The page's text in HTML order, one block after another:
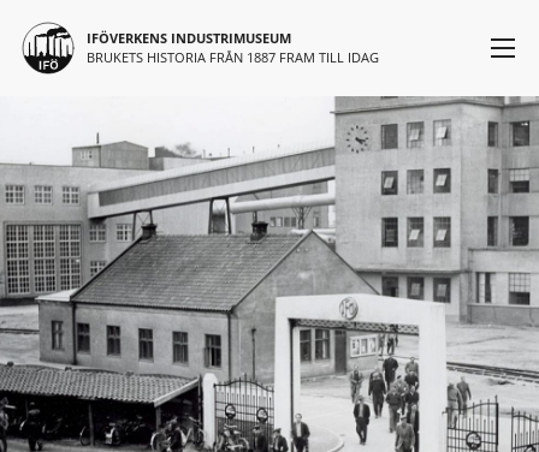
Huvudmeny
IFÖVERKENS INDUSTRIMUSEUM
BRUKETS HISTORIA FRÅN 1887 FRAM TILL IDAG